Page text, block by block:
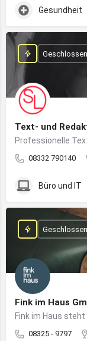
Gesundheit
Text- und
08332 790140
Geschlossen
Büro und IT
Fink im Haus
08325 - 9797
Geschlossen